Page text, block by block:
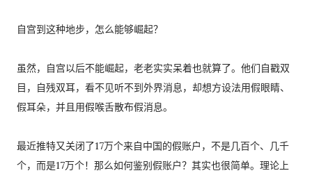
自宫到这种地步，怎么能够崛起？
虽然，自宫以后不能崛起，老老实实呆着也就算了。他们自戳双
目，自残双耳，看不见听不到外界消息，却想方设法用假眼睛、
假耳朵，并且用假喉舌散布假消息。
最近推特又关闭了17万个来自中国的假账户，不是几百个、几千
个，而是17万个！那么如何鉴别假账户？其实也很简单。理论上